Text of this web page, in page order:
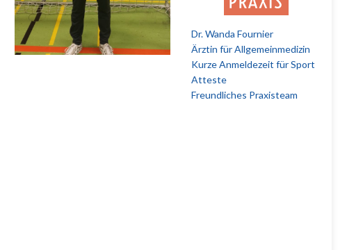
Dr. Wanda Fournier
Ärztin für Allgemeinmedizin
Kurze Anmeldezeit für Sport
Atteste
Freundliches Praxisteam